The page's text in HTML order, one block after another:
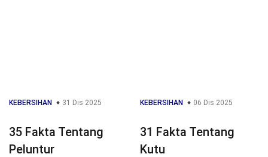
KEBERSIHAN 31 Dis 2025
35 Fakta Tentang
Peluntur
KEBERSIHAN 06 Dis 2025
31 Fakta Tentang
Kutu